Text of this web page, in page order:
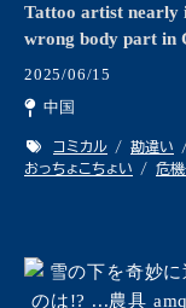
Tattoo artist nearly
wrong body part in
2025/06/15
中国
コミカル
勘違い
おっちょこちょい
危